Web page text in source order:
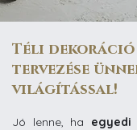
Téli dekoráció
tervezése
világítással!
Jó lenne, ha egyedi